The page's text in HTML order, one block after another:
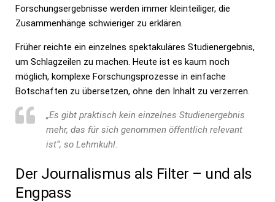
Forschungsergebnisse werden immer kleinteiliger, die
Zusammenhänge schwieriger zu erklären.
Früher reichte ein einzelnes spektakuläres Studienergebnis,
um Schlagzeilen zu machen. Heute ist es kaum noch
möglich, komplexe Forschungsprozesse in einfache
Botschaften zu übersetzen, ohne den Inhalt zu verzerren.
„Es gibt praktisch kein einzelnes Studienergebnis
mehr, das für sich genommen öffentlich relevant
ist“, so Lehmkuhl.
Der Journalismus als Filter – und als
Engpass